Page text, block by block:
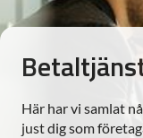
Här har vi samlat
just dig som